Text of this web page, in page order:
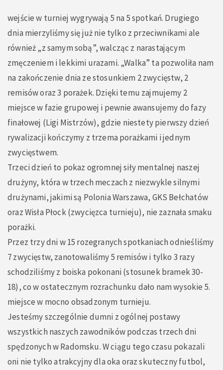
wejście w turniej wygrywają 5 na 5 spotkań. Drugiego
dnia mierzyliśmy się już nie tylko z przeciwnikami ale
również „z samym sobą”, walcząc z narastającym
zmęczeniem i lekkimi urazami. „Walka” ta pozwoliła nam
na zakończenie dnia ze stosunkiem 2 zwycięstw, 2
remisów oraz 3 porażek. Dzięki temu zajmujemy 2
miejsce w fazie grupowej i pewnie awansujemy do fazy
finałowej (Ligi Mistrzów), gdzie niestety pierwszy dzień
rywalizacji kończymy z trzema porażkami i jednym
zwycięstwem.
Trzeci dzień to pokaz ogromnej siły mentalnej naszej
drużyny, która w trzech meczach z niezwykle silnymi
drużynami, jakimi są Polonia Warszawa, GKS Bełchatów
oraz Wisła Płock (zwycięzca turnieju), nie zaznała smaku
porażki.
Przez trzy dni w 15 rozegranych spotkaniach odnieśliśmy
7 zwycięstw, zanotowaliśmy 5 remisów i tylko 3 razy
schodziliśmy z boiska pokonani (stosunek bramek 30-
18), co w ostatecznym rozrachunku dało nam wysokie 5.
miejsce w mocno obsadzonym turnieju.
Jesteśmy szczególnie dumni z ogólnej postawy
wszystkich naszych zawodników podczas trzech dni
spędzonych w Radomsku. W ciągu tego czasu pokazali
oni nie tylko atrakcyjny dla oka oraz skuteczny futbol,